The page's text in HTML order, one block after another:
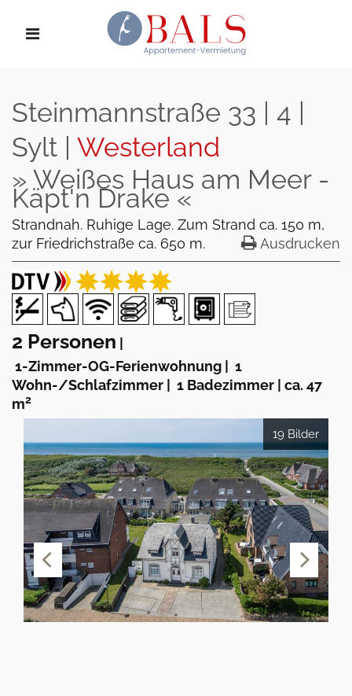
Steinmannstraße 33 | 4 |
Sylt | Westerland
» Weißes Haus am Meer -
Käpt'n Drake «
Strandnah. Ruhige Lage. Zum Strand ca. 150 m,
zur Friedrichstraße ca. 650 m.
Ausdrucken
2 Personen
1-Zimmer-OG-Ferienwohnung
1
Wohn-/Schlafzimmer
1 Badezimmer
ca. 47
m2
19 Bilder